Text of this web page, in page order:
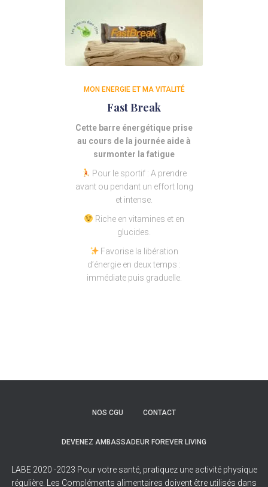
MON ENERGIE ET MA VITALITÉ
Fast Break
Cette barre énergétique prise
au cours de la journée aide à
surmonter la fatigue
Pour le sportif : A prendre
avant ou pendant un effort long
et intense.
Riche en vitamines et en
glucides.
Favorise la libération
d’énergie en deux temps :
immédiate puis graduelle.
NOS CGU CONTACT
DEVENEZ AMBASSADEUR FOREVER LIVING
LABE 2020 -2023 Pour votre santé, pratiquez une activité physique
régulière. Les Compléments alimentaires doivent être utilisés dans